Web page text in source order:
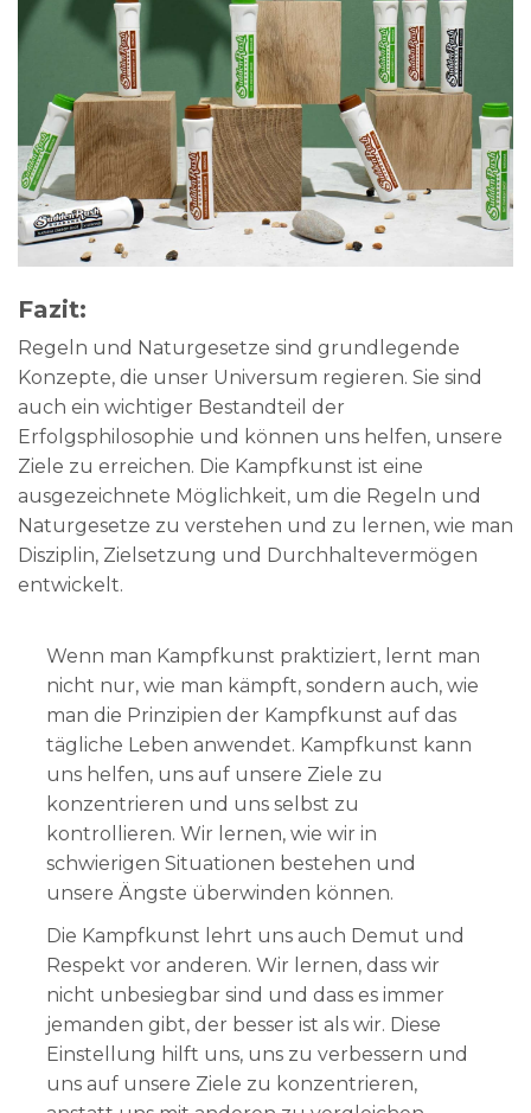
Fazit:
Regeln und Naturgesetze sind grundlegende
Konzepte, die unser Universum regieren. Sie sind
auch ein wichtiger Bestandteil der
Erfolgsphilosophie und können uns helfen, unsere
Ziele zu erreichen. Die Kampfkunst ist eine
ausgezeichnete Möglichkeit, um die Regeln und
Naturgesetze zu verstehen und zu lernen, wie man
Disziplin, Zielsetzung und Durchhaltevermögen
entwickelt.
Wenn man Kampfkunst praktiziert, lernt man
nicht nur, wie man kämpft, sondern auch, wie
man die Prinzipien der Kampfkunst auf das
tägliche Leben anwendet. Kampfkunst kann
uns helfen, uns auf unsere Ziele zu
konzentrieren und uns selbst zu
kontrollieren. Wir lernen, wie wir in
schwierigen Situationen bestehen und
unsere Ängste überwinden können.
Die Kampfkunst lehrt uns auch Demut und
Respekt vor anderen. Wir lernen, dass wir
nicht unbesiegbar sind und dass es immer
jemanden gibt, der besser ist als wir. Diese
Einstellung hilft uns, uns zu verbessern und
uns auf unsere Ziele zu konzentrieren,